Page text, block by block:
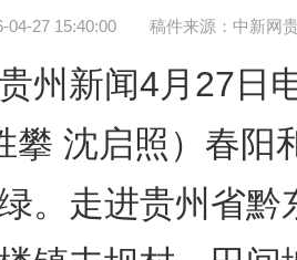
04-27 15:40:00 稿件来源：中新网
新闻4月27日
攀 沈启照）春阳
。走进贵州省黔